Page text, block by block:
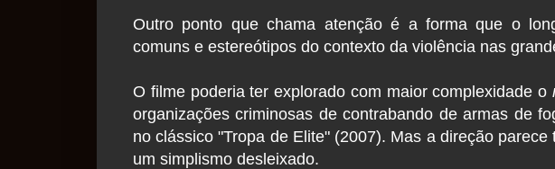
Outro ponto que chama atenção é a forma que o
comuns e estereótipos do contexto da violência nas
O filme poderia ter explorado com maior complexidade o
organizações criminosas de contrabando de armas de
no clássico "Tropa de Elite" (2007). Mas a direção
um simplismo desleixado.